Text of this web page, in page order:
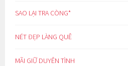
SAO LẠI TRA CÒNG*
NÉT ĐẸP LÀNG QUÊ
MÃI GIỮ DUYÊN TÌNH